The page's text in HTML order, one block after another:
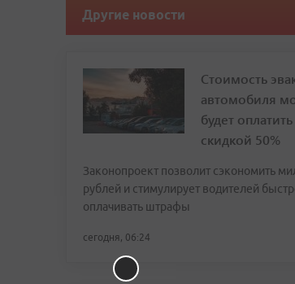
Другие новости
Стоимость
автомобиля
будет
скидкой 50%
Законопроект позволит сэкономить
рублей и стимулирует водителей
оплачивать штрафы
сегодня, 06:24